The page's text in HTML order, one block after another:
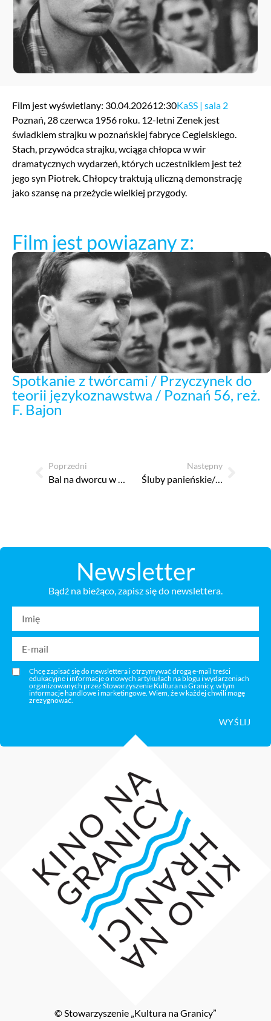
Film jest wyświetlany: 30.04.202612:30KaSS | sala 2
Poznań, 28 czerwca 1956 roku. 12-letni Zenek jest
świadkiem strajku w poznańskiej fabryce Cegielskiego.
Stach, przywódca strajku, wciąga chłopca w wir
dramatycznych wydarzeń, których uczestnikiem jest też
jego syn Piotrek. Chłopcy traktują uliczną demonstrację
jako szansę na przeżycie wielkiej przygody.
Film jest powiazany z:
Spotkanie z twórcami / Przyczynek do
teorii językoznawstwa / Poznań 56, reż.
F. Bajon
Poprzedni
Bal na dworcu w Koluszkach / Bál v Koluszkách
Następny
Śluby panieńskie/ Panenské sliby
Newsletter
Bądź na bieżąco, zapisz się do newslettera.
Chcę zapisać się do newslettera i otrzymywać drogą e-mail treści
edukacyjne i informacje o nowych artykułach na blogu i wydarzeniach
organizowanych przez Stowarzyszenie Kultura na Granicy, w tym
informacje handlowe i marketingowe. Wiem, że w każdej chwili mogę
zrezygnować.
WYŚLIJ
© Stowarzyszenie „Kultura na Granicy”